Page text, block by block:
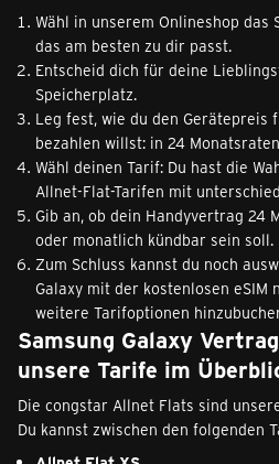
Wähl in unserem Onlineshop das
das am besten zu dir passt.
Entscheid dich für deine
Speicherplatz.
Leg fest, wie du den Gerätepreis
bezahlen willst: in 24
Wähl deinen Tarif: Du hast die
Allnet-Flat-Tarifen mit
Gib an, ob dein Handyvertrag 24
oder monatlich kündbar sein soll.
Zum Schluss kannst du noch
Galaxy mit der kostenlosen eSIM
weitere Tarifoptionen
Samsung Galaxy
unsere Tarife im
Die congstar Allnet Flats sind
Du kannst zwischen den folgenden